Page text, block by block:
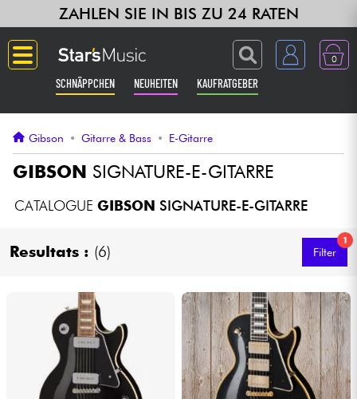
ZAHLEN SIE IN BIS ZU 24 RATEN
0
SCHNÄPPCHEN NEUHEITEN KAUFRATGEBER
Gitarre & Bass
Verstärker & Effekte
Klaviere & Piano
Synths & samplers
Studio
Kopfhörer
Gibson • Gitarre & Bass • E-Gitarre
GIBSON SIGNATURE-E-GITARRE
CATALOGUE GIBSON SIGNATURE-E-GITARRE
Resultats : (6)
1
Filter